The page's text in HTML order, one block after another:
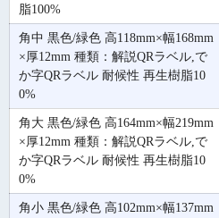
脂100%
角中 黒色/緑色 高118mm×幅168mm
×厚12mm 種類：解説QRラベル,で
か字QRラベル 耐候性 再生樹脂10
0%
角大 黒色/緑色 高164mm×幅219mm
×厚12mm 種類：解説QRラベル,で
か字QRラベル 耐候性 再生樹脂10
0%
角小 黒色/緑色 高102mm×幅137mm